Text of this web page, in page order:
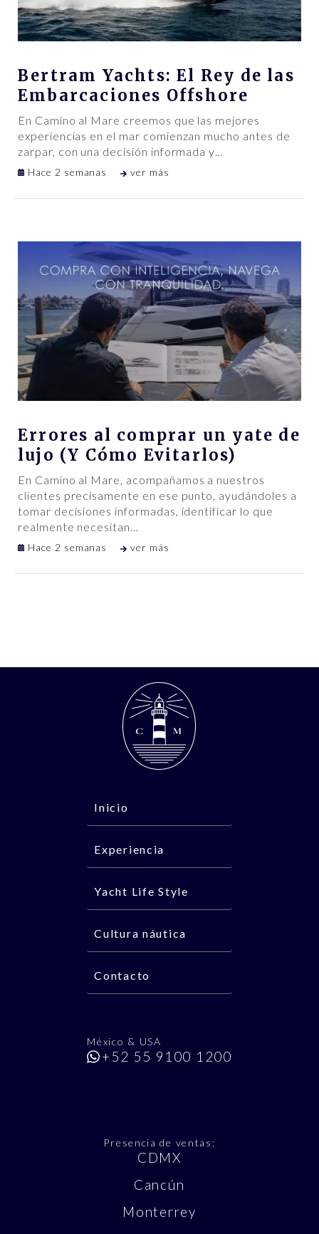
Bertram Yachts: El Rey de las
Embarcaciones Offshore
En Camino al Mare creemos que las mejores
experiencias en el mar comienzan mucho antes de
zarpar, con una decisión informada y…
Hace 2 semanas ver más
Errores al comprar un yate de
lujo (Y Cómo Evitarlos)
En Camino al Mare, acompañamos a nuestros
clientes precisamente en ese punto, ayudándoles a
tomar decisiones informadas, identificar lo que
realmente necesitan…
Hace 2 semanas ver más
Inicio
Experiencia
Yacht Life Style
Cultura náutica
Contacto
México & USA
+52 55 9100 1200
Presencia de ventas:
CDMX
Cancún
Monterrey